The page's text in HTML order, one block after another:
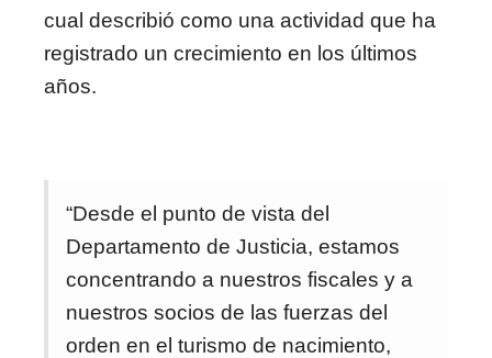
cual describió como una actividad que ha
registrado un crecimiento en los últimos
años.
“Desde el punto de vista del
Departamento de Justicia, estamos
concentrando a nuestros fiscales y a
nuestros socios de las fuerzas del
orden en el turismo de nacimiento,